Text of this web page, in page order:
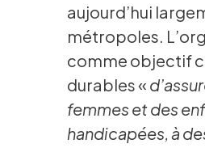
aujourd’hui
métropoles.
comme objectif
durables «
femmes et des
handicapées, à